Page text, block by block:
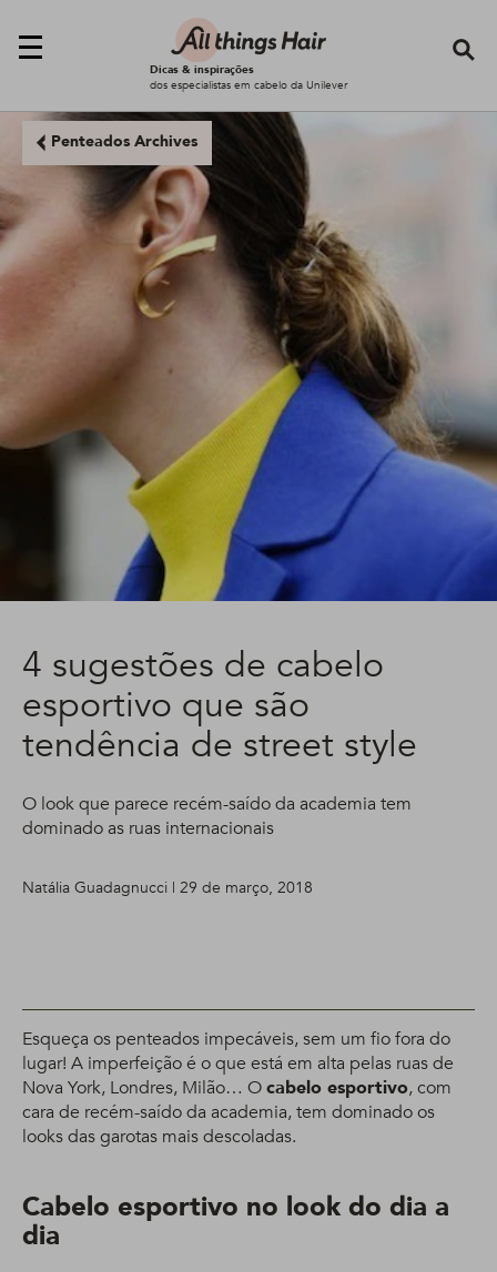
Dicas & inspirações
dos especialistas em cabelo da Unilever
Penteados Archives
4 sugestões de cabelo
esportivo que são
tendência de street style
O look que parece recém-saído da academia tem
dominado as ruas internacionais
Natália Guadagnucci | 29 de março, 2018
Esqueça os penteados impecáveis, sem um fio fora do
lugar! A imperfeição é o que está em alta pelas ruas de
Nova York, Londres, Milão… Ocabelo esportivo, com
cara de recém-saído da academia, tem dominado os
looks das garotas mais descoladas.
Cabelo esportivo no look do dia a
dia